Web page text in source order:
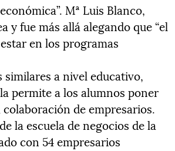
Mª Luis Blanco,
y fue más allá alegando que “el
en los programas
a nivel educativo,
permite a los alumnos poner
de empresarios.
la escuela de negocios de la
con 54 empresarios